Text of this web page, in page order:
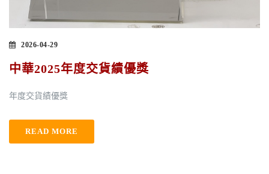
2026-04-29
中華2025年度交貨績優獎
年度交貨績優獎
READ MORE